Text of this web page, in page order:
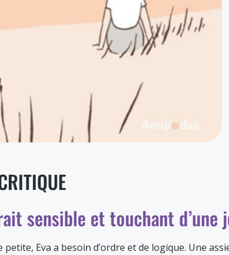
sensible et touchant d’une
petite, Eva a besoin d’ordre et de logique. Une